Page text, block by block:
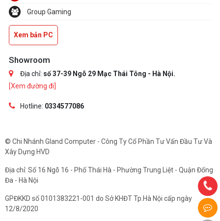
Group Gaming
Xem bản PC
Showroom
Địa chỉ: số 37-39 Ngõ 29 Mạc Thái Tông - Hà Nội.
[Xem đường đi]
Hotline: 0334577086
© Chi Nhánh Gland Computer - Công Ty Cổ Phần Tư Vấn Đầu Tư Và
Xây Dựng HVD
Địa chỉ: Số 16 Ngõ 16 - Phố Thái Hà - Phường Trung Liệt - Quận Đống
Đa - Hà Nội
GPĐKKD số 0101383221-001 do Sở KHĐT Tp.Hà Nội cấp ngày
12/8/2020